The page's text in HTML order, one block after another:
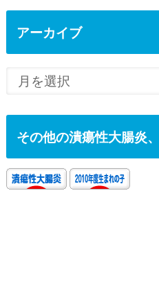
アーカイブ
その他の潰瘍性大腸炎